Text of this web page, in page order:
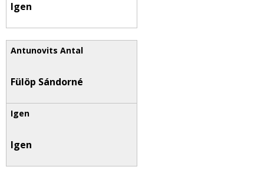
Igen
Fülöp Sándorné
Igen